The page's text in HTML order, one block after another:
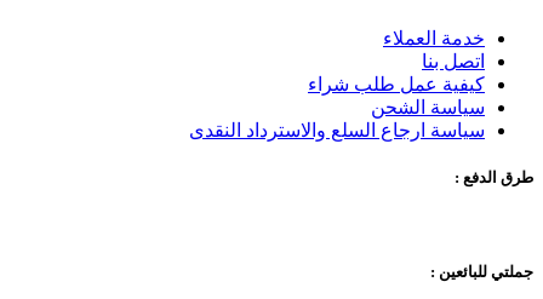
خدمة العملاء
اتصل بنا
كيفية عمل طلب شراء
سياسة الشحن
سياسة ارجاع السلع والاسترداد النقدى
طرق الدفع :
جملتي للبائعين :